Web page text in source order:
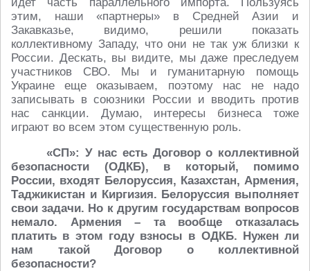
этим, наши «партнеры» в Средней Азии и
Закавказье, видимо, решили показать
коллективному Западу, что они не так уж близки к
России. Дескать, вы видите, мы даже преследуем
участников СВО. Мы и гуманитарную помощь
Украине еще оказываем, поэтому нас не надо
записывать в союзники России и вводить против
нас санкции. Думаю, интересы бизнеса тоже
играют во всем этом существенную роль.
«СП»: У нас есть Договор о коллективной
безопасности (ОДКБ), в который, помимо
России, входят Белоруссия, Казахстан, Армения,
Таджикистан и Киргизия. Белоруссия выполняет
свои задачи. Но к другим государствам вопросов
немало. Армения – та вообще отказалась
платить в этом году взносы в ОДКБ. Нужен ли
нам такой Договор о коллективной
безопасности?